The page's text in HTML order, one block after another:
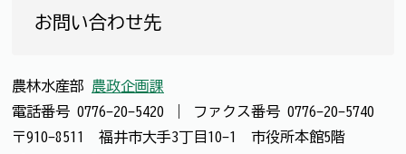
お問い合わせ先
農林水産部 農政企画課
電話番号 0776-20-5420 ファクス番号 0776-20-5740
〒910-8511 福井市大手3丁目10-1 市役所本館5階